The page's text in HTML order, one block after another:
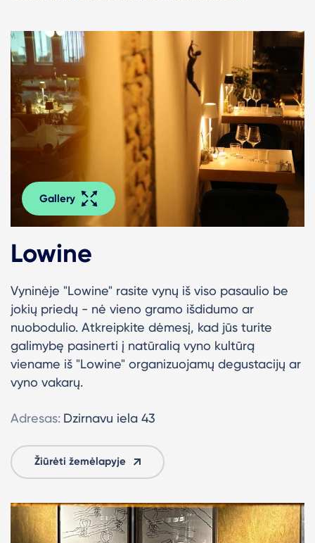
Gallery
Lowine
Vyninėje "Lowine" rasite vynų iš viso pasaulio be
jokių priedų - nė vieno gramo išdidumo ar
nuobodulio. Atkreipkite dėmesį, kad jūs turite
galimybę pasinerti į natūralią vyno kultūrą
viename iš "Lowine" organizuojamų degustacijų ar
vyno vakarų.
Adresas: Dzirnavu iela 43
Žiūrėti žemėlapyje